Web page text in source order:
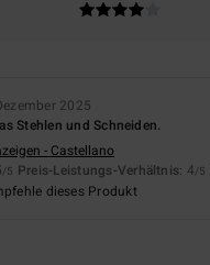
2025
Stehlen und Schneiden.
- Castellano
/5 Preis-Leistungs-Verhältnis: 4/5
dieses Produkt